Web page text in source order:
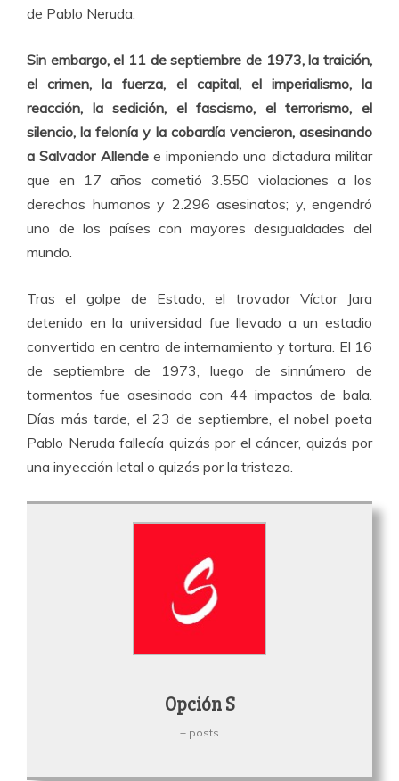
de Pablo Neruda.
Sin embargo, el 11 de septiembre de 1973, la traición,
el crimen, la fuerza, el capital, el imperialismo, la
reacción, la sedición, el fascismo, el terrorismo, el
silencio, la felonía y la cobardía vencieron, asesinando
a Salvador Allendee imponiendo una dictadura militar
que en 17 años cometió 3.550 violaciones a los
derechos humanos y 2.296 asesinatos; y, engendró
uno de los países con mayores desigualdades del
mundo.
Tras el golpe de Estado, el trovador Víctor Jara
detenido en la universidad fue llevado a un estadio
convertido en centro de internamiento y tortura. El 16
de septiembre de 1973, luego de sinnúmero de
tormentos fue asesinado con 44 impactos de bala.
Días más tarde, el 23 de septiembre, el nobel poeta
Pablo Neruda fallecía quizás por el cáncer, quizás por
una inyección letal o quizás por la tristeza.
Opción S
+ posts